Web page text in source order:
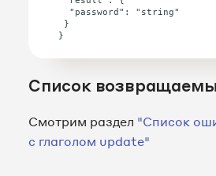
Список
Смотрим раздел "Список
с глаголом update"